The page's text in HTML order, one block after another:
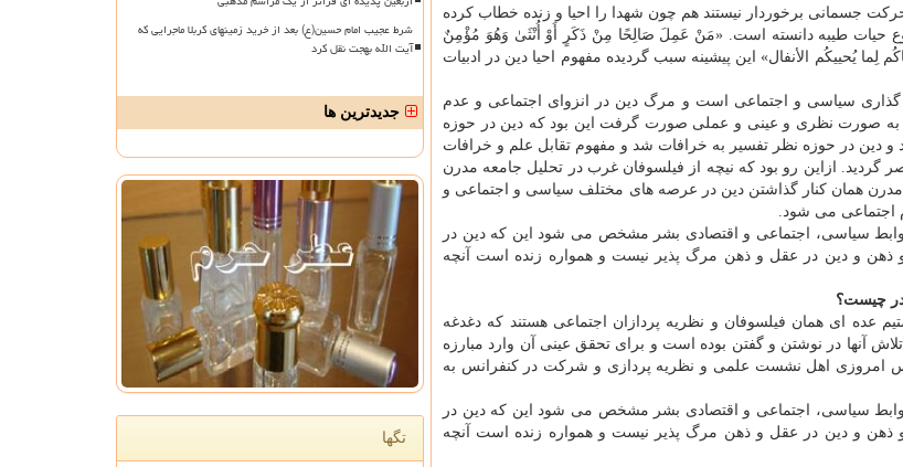
حرکت جسمانی برخوردار نیستند هم چون شهدا را احیا و زنده خطاب کرده
حیات طیبه دانسته است. «مَنْ عَمِلَ صَالِحًا مِنْ ذَکَرٍ أَوْ أُنْثَیٰ وَهُوَ مُؤْمِنٌ
لِما یُحییکُم الأنفال» این پیشینه سبب گردیده مفهوم احیا دین در ادبیات
گذاری سیاسی و اجتماعی است و مرگ دین در انزوای اجتماعی و عدم
صورت نظری و عینی و عملی صورت گرفت این بود که دین در حوزه
دین در حوزه نظر تفسیر به خرافات شد و مفهوم تقابل علم و خرافات
گردید. ازاین رو بود که نیچه از فیلسوفان غرب در تحلیل جامعه مدرن
همان کنار گذاشتن دین در عرصه های مختلف سیاسی و اجتماعی و
اجتماعی می شود.
سیاسی، اجتماعی و اقتصادی بشر مشخص می شود این که دین در
و دین در عقل و ذهن مرگ پذیر نیست و همواره زنده است آنچه
در چیست؟
عده ای همان فیلسوفان و نظریه پردازان اجتماعی هستند که دغدغه
آنها در نوشتن و گفتن بوده است و برای تحقق عینی آن وارد مبارزه
امروزی اهل نشست علمی و نظریه پردازی و شرکت در کنفرانس به
سیاسی، اجتماعی و اقتصادی بشر مشخص می شود این که دین در
و دین در عقل و ذهن مرگ پذیر نیست و همواره زنده است آنچه
شرط عجیب امام حسین(ع) بعد از خرید زمینهای کربلا ماجرایی که
آیت الله بهجت نقل کرد
جدیدترین ها
تگها